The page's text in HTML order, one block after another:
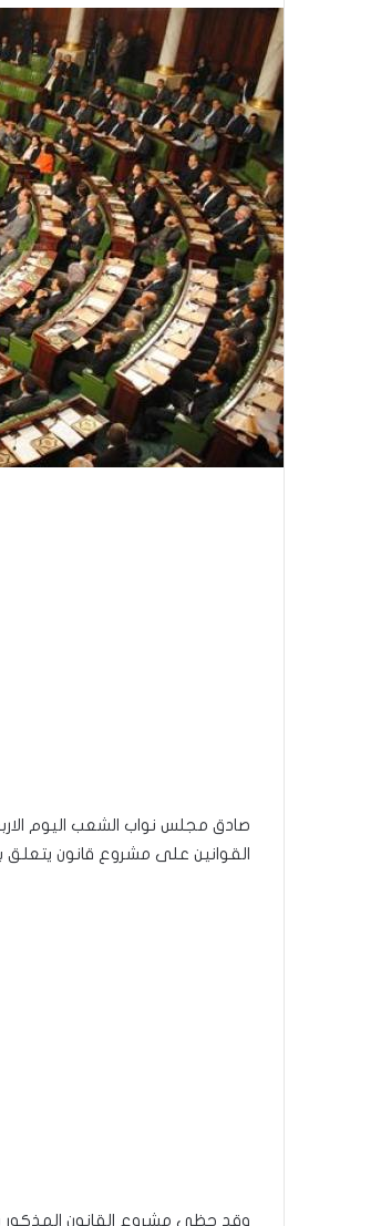
القوانين على مشروع قانون يتعلق
وقد حظي مشروع القانون المذكور بموافقة 152 نائبا دون احتفاظ